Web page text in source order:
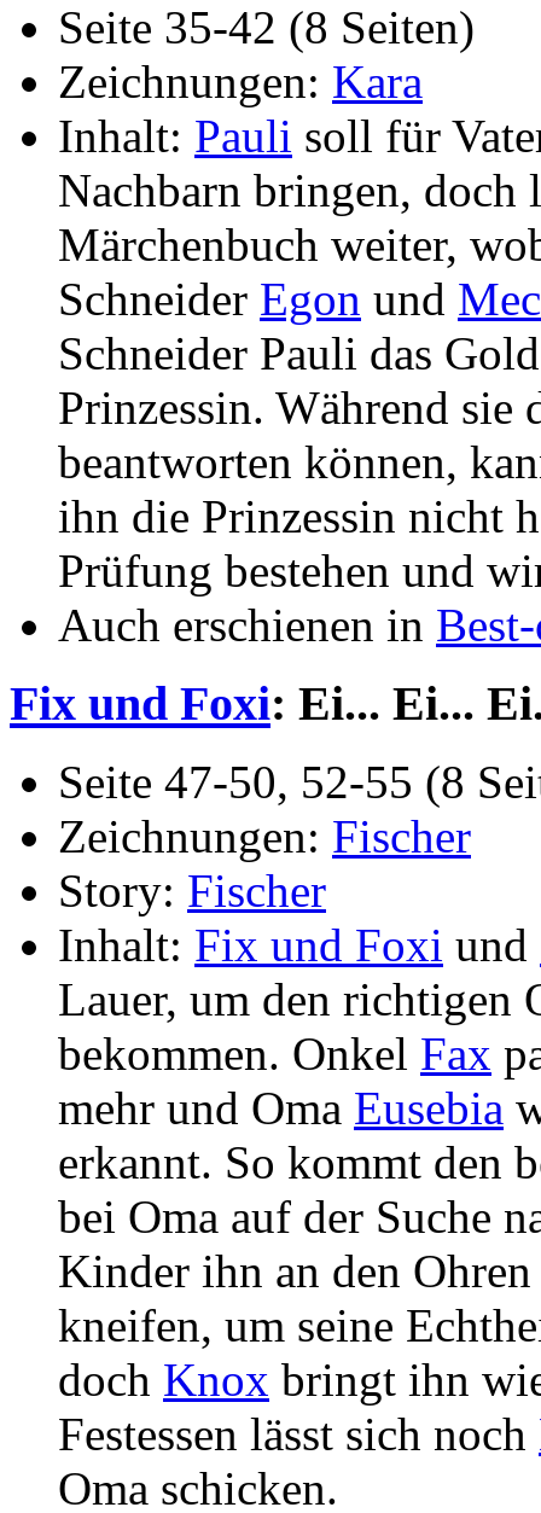
Seite 35-42 (8 Seiten)
Zeichnungen: Kara
Inhalt: Pauli soll für
Nachbarn bringen, doch
Märchenbuch weiter,
Schneider Egon und
Schneider Pauli das
Prinzessin. Während sie
beantworten können,
ihn die Prinzessin nicht
Prüfung bestehen und
Auch erschienen in
Fix und Foxi: Ei... Ei...
Seite 47-50, 52-55 (8
Zeichnungen: Fischer
Story: Fischer
Inhalt: Fix und Foxi und
Lauer, um den richtigen
bekommen. Onkel Fax
mehr und Oma Eusebia
erkannt. So kommt den
bei Oma auf der Suche
Kinder ihn an den
kneifen, um seine
doch Knox bringt ihn
Festessen lässt sich noch
Oma schicken.